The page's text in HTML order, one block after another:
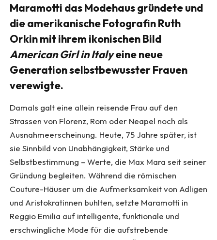
Maramotti das Modehaus gründete und
die amerikanische Fotografin Ruth
Orkin mit ihrem ikonischen Bild
American Girl in Italyeine neue
Generation selbstbewusster Frauen
verewigte.
Damals galt eine allein reisende Frau auf den
Strassen von Florenz, Rom oder Neapel noch als
Ausnahmeerscheinung. Heute, 75 Jahre später, ist
sie Sinnbild von Unabhängigkeit, Stärke und
Selbstbestimmung – Werte, die Max Mara seit seiner
Gründung begleiten. Während die römischen
Couture-Häuser um die Aufmerksamkeit von Adligen
und Aristokratinnen buhlten, setzte Maramotti in
Reggio Emilia auf intelligente, funktionale und
erschwingliche Mode für die aufstrebende